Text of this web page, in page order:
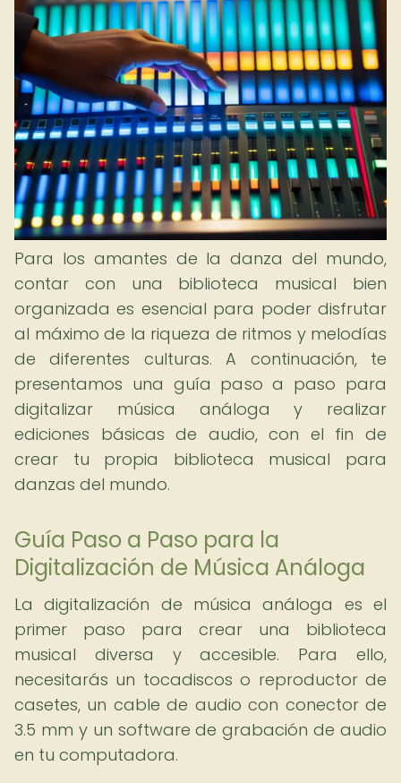
Para los amantes de la danza del mundo,
contar con una biblioteca musical bien
organizada es esencial para poder disfrutar
al máximo de la riqueza de ritmos y melodías
de diferentes culturas. A continuación, te
presentamos una guía paso a paso para
digitalizar música análoga y realizar
ediciones básicas de audio, con el fin de
crear tu propia biblioteca musical para
danzas del mundo.
Guía Paso a Paso para la
Digitalización de Música Análoga
La digitalización de música análoga es el
primer paso para crear una biblioteca
musical diversa y accesible. Para ello,
necesitarás un tocadiscos o reproductor de
casetes, un cable de audio con conector de
3.5 mm y un software de grabación de audio
en tu computadora.